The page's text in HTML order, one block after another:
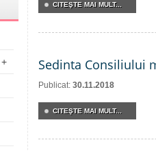
+
CITEŞTE MAI MULT...
Sedinta Consiliului
Publicat: 30.11.2018
CITEŞTE MAI MULT...